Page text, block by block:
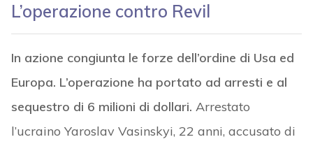
L’operazione contro Revil
In azione congiunta le forze dell’ordine di Usa ed
Europa. L’operazione ha portato ad arresti e al
sequestro di 6 milioni di dollari. Arrestato
l’ucraino Yaroslav Vasinskyi, 22 anni, accusato di